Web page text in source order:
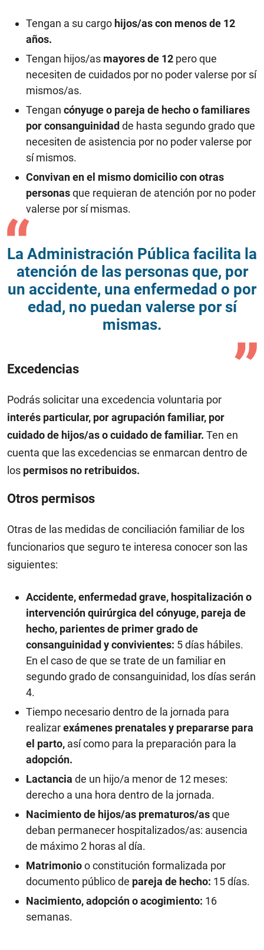
Tengan a su cargo hijos/as con menos de 12
años.
Tengan hijos/as mayores de 12 pero que
necesiten de cuidados por no poder valerse por sí
mismos/as.
Tengan cónyuge o pareja de hecho o familiares
por consanguinidadde hasta segundo grado que
necesiten de asistencia por no poder valerse por
sí mismos.
Convivan en el mismo domicilio con otras
personasque requieran de atención por no poder
valerse por sí mismas.
La Administración Pública facilita la
atención de las personas que, por
un accidente, una enfermedad o por
edad, no puedan valerse por sí
mismas.
Excedencias
Podrás solicitar una excedencia voluntaria por
interés particular, por agrupación familiar, por
cuidado de hijos/as o cuidado de familiar. Ten en
cuenta que las excedencias se enmarcan dentro de
los permisos no retribuidos.
Otros permisos
Otras de las medidas de conciliación familiar de los
funcionarios que seguro te interesa conocer son las
siguientes:
Accidente, enfermedad grave, hospitalización o
intervención quirúrgica del cónyuge, pareja de
hecho, parientes de primer grado de
consanguinidad y convivientes: 5 días hábiles.
En el caso de que se trate de un familiar en
segundo grado de consanguinidad, los días serán
4.
Tiempo necesario dentro de la jornada para
realizarexámenes prenatales y prepararse para
el parto, así como para la preparación para la
adopción.
Lactancia de un hijo/a menor de 12 meses:
derecho a una hora dentro de la jornada.
Nacimiento de hijos/as prematuros/asque
deban permanecer hospitalizados/as: ausencia
de máximo 2 horas al día.
Matrimonioo constitución formalizada por
documento público de pareja de hecho: 15 días.
Nacimiento, adopción o acogimiento: 16
semanas.